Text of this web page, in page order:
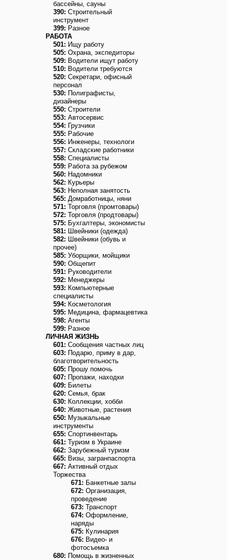
бассейны, сауны
390: Строительный
инструмент
399: Разное
РАБОТА
501: Ищу работу
505: Охрана, экспедиторы
509: Водители ищут работу
510: Водители требуются
520: Секретари, офисный
персонал
530: Полиграфисты,
дизайнеры
550: Строители
553: Автосервис
554: Грузчики
555: Рабочие
556: Инженеры, технологи
557: Складские работники
558: Специалисты
559: Работа за рубежом
560: Надомники
562: Курьеры
563: Неполная занятость
565: Домработницы, няни
571: Торговля (промтовары)
572: Торговля (продтовары)
575: Бухгалтеры, экономисты
581: Швейники (одежда)
582: Швейники (обувь и
прочее)
585: Уборщики, мойщики
590: Общепит
591: Руководители
592: Менеджеры
593: Компьютерные
специалисты
594: Косметология
595: Медицина, фармацевтика
598: Агенты
599: Разное
ЛИЧНАЯ ЖИЗНЬ
601: Сообщения частных лиц
603: Подарю, приму в дар,
благотворительность
605: Прошу помочь
607: Пропажи, находки
609: Билеты
620: Семья, брак
630: Коллекции, хобби
640: Животные, растения
650: Музыкальные
инструменты
655: Спортинвентарь
661: Туризм в Украине
662: Зарубежный туризм
665: Визы, загранпаспорта
667: Активный отдых
Торжества
671: Банкетные залы
672: Организация,
проведение
673: Транспорт
674: Оформление,
наряды
675: Кулинария
676: Видео- и
фотосъемка
680: Помощь в жизненных